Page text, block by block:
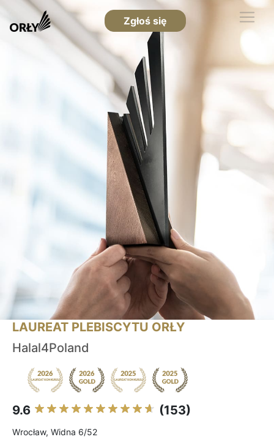
Zgłoś się
LAUREAT PLEBISCYTU ORŁY
Halal4Poland
9.6 (153)
Wrocław, Widna 6/52